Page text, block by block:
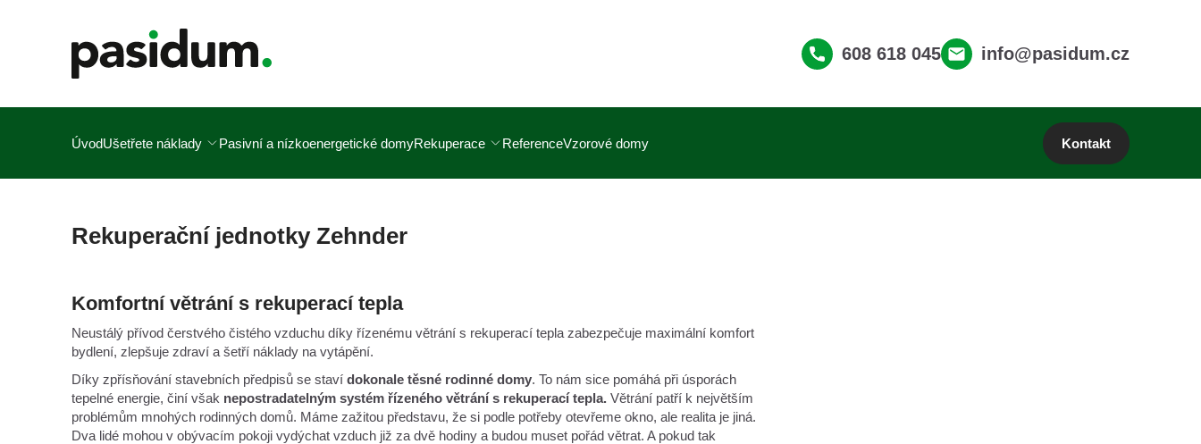
608 618 045 info@pasidum.cz
ÚvodUšetřete náklady Pasivní a nízkoenergetické domyRekuperace ReferenceVzorové domy Kontakt
Rekuperační jednotky Zehnder
Komfortní větrání s rekuperací tepla
Neustálý přívod čerstvého čistého vzduchu díky řízenému větrání s rekuperací tepla zabezpečuje maximální komfort
bydlení, zlepšuje zdraví a šetří náklady na vytápění.
Díky zpřísňování stavebních předpisů se staví dokonale těsné rodinné domy. To nám sice pomáhá při úsporách
tepelné energie, činí však nepostradatelným systém řízeného větrání s rekuperací tepla. Větrání patří k největším
problémům mnohých rodinných domů. Máme zažitou představu, že si podle potřeby otevřeme okno, ale realita je jiná.
Dva lidé mohou v obývacím pokoji vydýchat vzduch již za dvě hodiny a budou muset pořád větrat. A pokud tak